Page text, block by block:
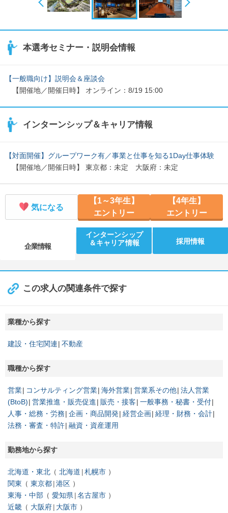
本選考セミナー・説明会情報
【一般職向け】説明会＆座談会
【開催地／開催日時】 オンライン：8/19 15:00
インターンシップ＆キャリア情報
【対面開催】グループワーク有／事業と仕事を知る1Day仕事体験
【開催地／開催日時】 東京都：未定 大阪府：未定
気になる
【1～3年生】
エントリー
【4年生】
エントリー
企業情報
インターンシップ
＆キャリア情報
採用情報
この求人の関連条件で探す
業種から探す
建設・住宅関連 不動産
職種から探す
営業 コンサルティング営業 海外営業 営業系その他 法人営業
(BtoB) 営業推進・販売促進 販売・接客 一般事務・秘書・受付
人事・総務・労務 企画・商品開発 経営企画 経理・財務・会計
法務・審査・特許 融資・資産運用
勤務地から探す
北海道・東北 北海道 札幌市
関東
東京都 港区
東海・中部
愛知県 名古屋市
近畿
大阪府 大阪市